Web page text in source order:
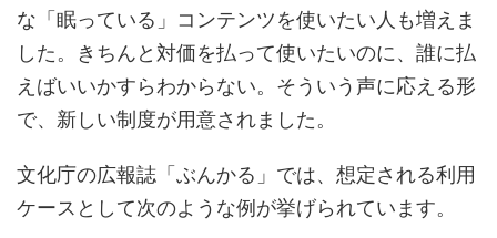
な「眠っている」コンテンツを使いたい人も増えま
した。きちんと対価を払って使いたいのに、誰に払
えばいいかすらわからない。そういう声に応える形
で、新しい制度が用意されました。
文化庁の広報誌「ぶんかる」では、想定される利用
ケースとして次のような例が挙げられています。